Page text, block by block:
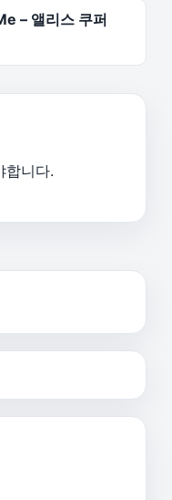
– 앨리스 쿠퍼
합니다.